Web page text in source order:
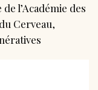
l’Académie des
Cerveau,